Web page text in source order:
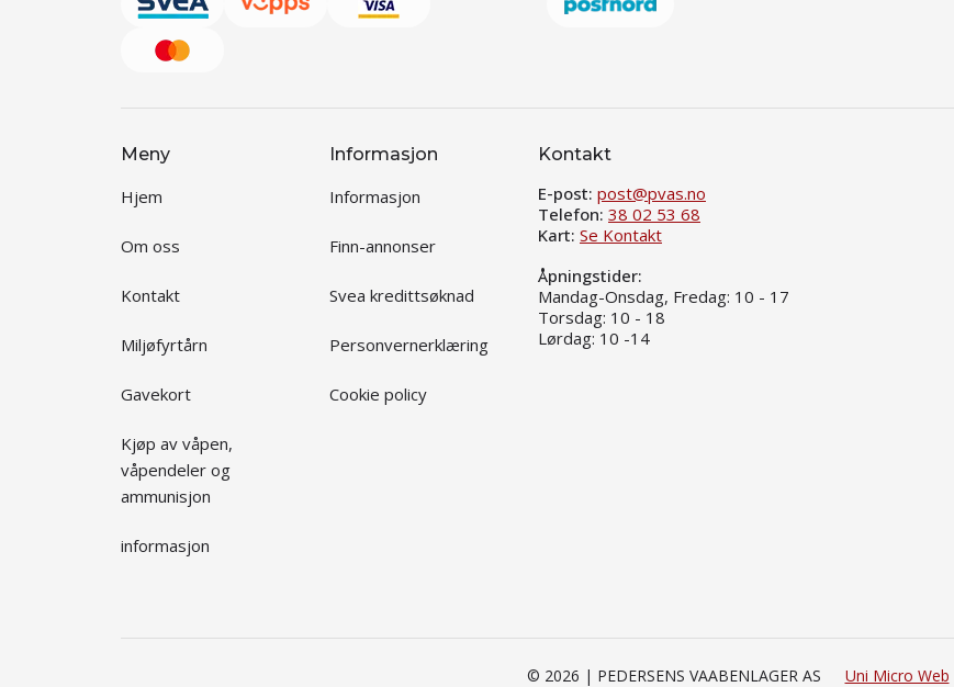
Meny
Hjem
Om oss
Kontakt
Miljøfyrtårn
Gavekort
Kjøp av våpen,
våpendeler og
ammunisjon
informasjon
Informasjon
Informasjon
Finn-annonser
Svea kredittsøknad
Personvernerklæring
Cookie policy
Kontakt
E-post: post@pvas.no
Telefon: 38 02 53 68
Kart: Se Kontakt
Åpningstider:
Mandag-Onsdag, Fredag: 10 - 17
Torsdag: 10 - 18
Lørdag: 10 -14
© 2026 | PEDERSENS VAABENLAGER AS Uni Micro Web